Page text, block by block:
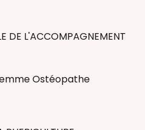
DE L'ACCOMPAGNEMENT
Ostéopathe